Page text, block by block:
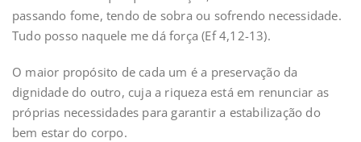
passando fome, tendo de sobra ou sofrendo necessidade.
Tudo posso naquele me dá força (Ef 4,12-13).
O maior propósito de cada um é a preservação da
dignidade do outro, cuja a riqueza está em renunciar as
próprias necessidades para garantir a estabilização do
bem estar do corpo.